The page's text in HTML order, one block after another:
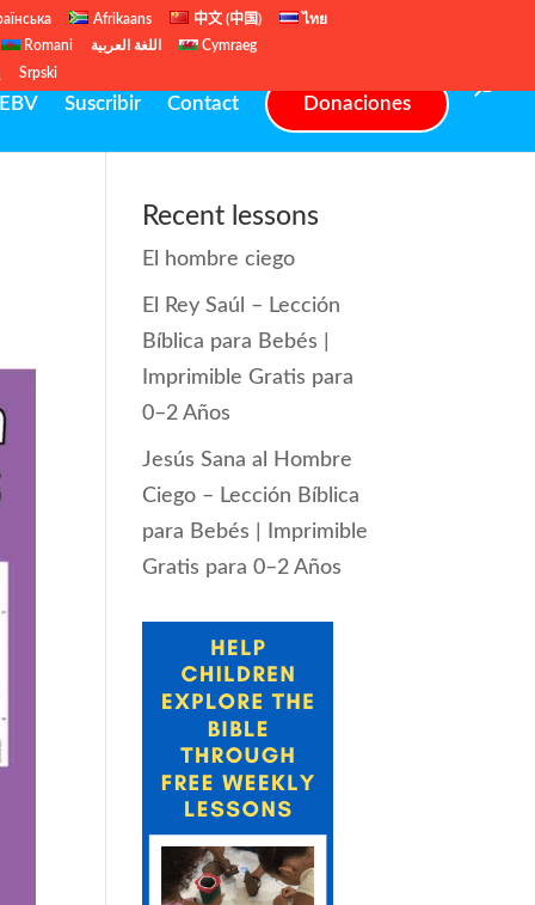
Afrikaans 中文 (中国)
ไทย
Romani اللغة العربية
Cymraeg
Srpski
EBV Suscribir Contact Donaciones
Recent lessons
El hombre ciego
El Rey Saúl – Lección
Bíblica para Bebés |
Imprimible Gratis para
0–2 Años
Jesús Sana al Hombre
Ciego – Lección Bíblica
para Bebés | Imprimible
Gratis para 0–2 Años